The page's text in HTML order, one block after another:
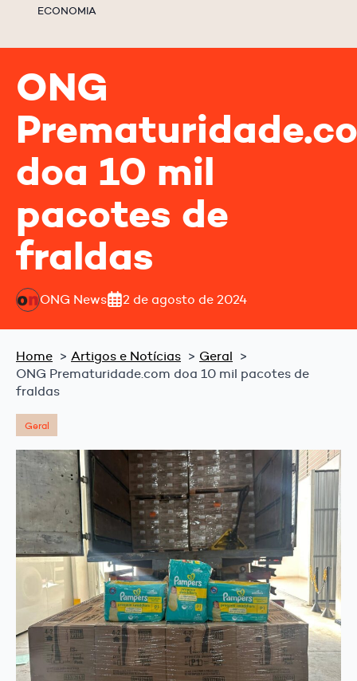
ECONOMIA
ONG
doa 10 mil
pacotes de
fraldas
ONG News 2 de agosto de 2024
Home Artigos e Notícias
Geral
ONG Prematuridade.com doa 10 mil pacotes de
fraldas
Geral